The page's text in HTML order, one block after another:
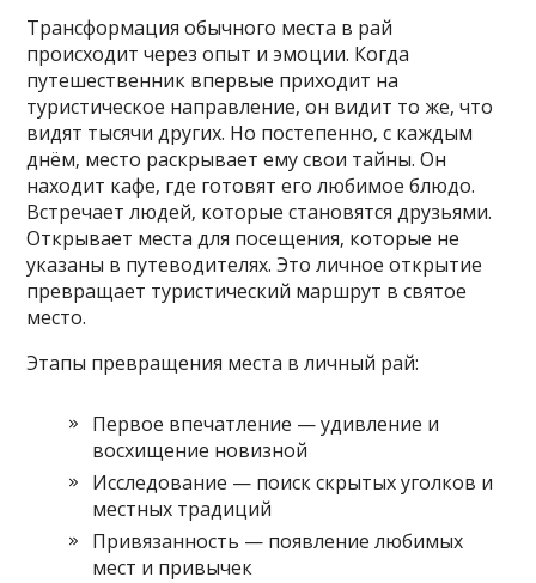
Трансформация обычного места в рай
происходит через опыт и эмоции. Когда
путешественник впервые приходит на
туристическое направление‚ он видит то же‚ что
видят тысячи других. Но постепенно‚ с каждым
днём‚ место раскрывает ему свои тайны. Он
находит кафе‚ где готовят его любимое блюдо.
Встречает людей‚ которые становятся друзьями.
Открывает места для посещения‚ которые не
указаны в путеводителях. Это личное открытие
превращает туристический маршрут в святое
место.
Этапы превращения места в личный рай:
Первое впечатление — удивление и
восхищение новизной
Исследование — поиск скрытых уголков и
местных традиций
Привязанность — появление любимых
мест и привычек